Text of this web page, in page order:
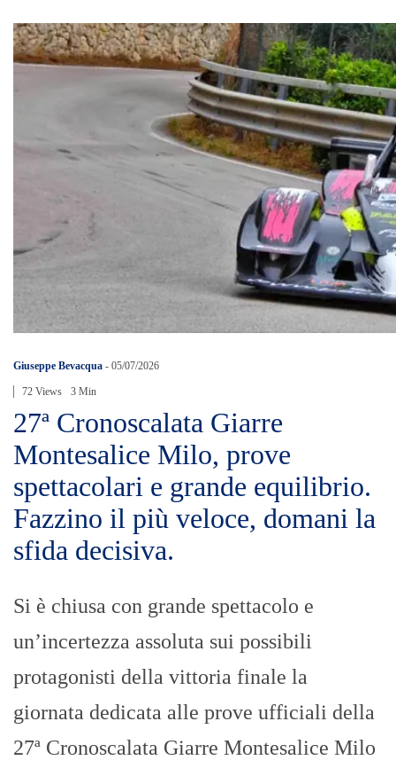
Giuseppe Bevacqua - 05/07/2026
72 Views 3 Min
27ª Cronoscalata Giarre
Montesalice Milo, prove
spettacolari e grande equilibrio.
Fazzino il più veloce, domani la
sfida decisiva.
Si è chiusa con grande spettacolo e
un’incertezza assoluta sui possibili
protagonisti della vittoria finale la
giornata dedicata alle prove ufficiali della
27ª Cronoscalata Giarre Montesalice Milo